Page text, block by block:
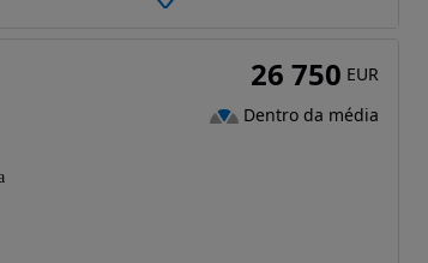
26 750 EUR
Dentro da média